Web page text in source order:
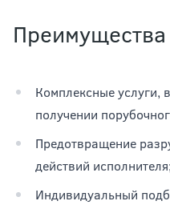
Преимущества
Комплексные услуги,
получении
Предотвращение
действий исполнителя;
Индивидуальный